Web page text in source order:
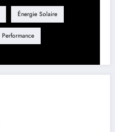
Énergie Solaire
Performance